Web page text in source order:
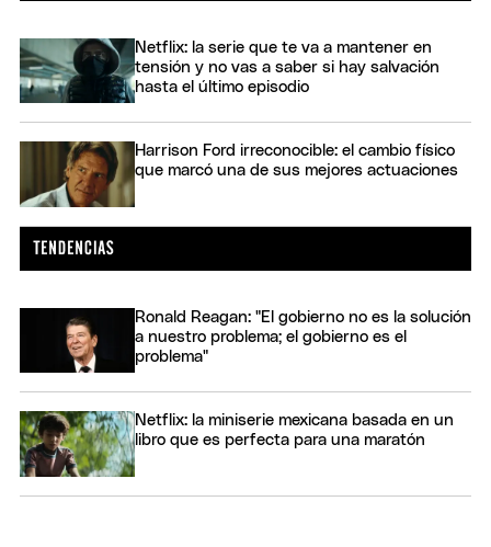
Netflix: la serie que te va a mantener en
tensión y no vas a saber si hay salvación
hasta el último episodio
Harrison Ford irreconocible: el cambio físico
que marcó una de sus mejores actuaciones
Ronald Reagan: "El gobierno no es la solución
a nuestro problema; el gobierno es el
problema"
Netflix: la miniserie mexicana basada en un
libro que es perfecta para una maratón